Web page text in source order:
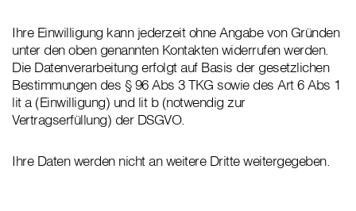
Ihre Einwilligung kann jederzeit ohne Angabe von Gründen
unter den oben genannten Kontakten widerrufen werden.
Die Datenverarbeitung erfolgt auf Basis der gesetzlichen
Bestimmungen des § 96 Abs 3 TKG sowie des Art 6 Abs 1
lit a (Einwilligung) und lit b (notwendig zur
Vertragserfüllung) der DSGVO.
Ihre Daten werden nicht an weitere Dritte weitergegeben.